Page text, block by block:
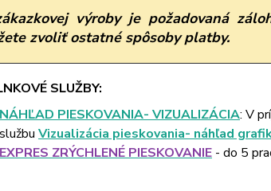
výroby je požadovaná
zvoliť ostatné spôsoby platby.
SLUŽBY:
NÁHĽAD PIESKOVANIA- VIZUALIZÁCIA: V
službu Vizualizácia pieskovania- náhľad
EXPRES ZRÝCHLENÉ PIESKOVANIE- do 5